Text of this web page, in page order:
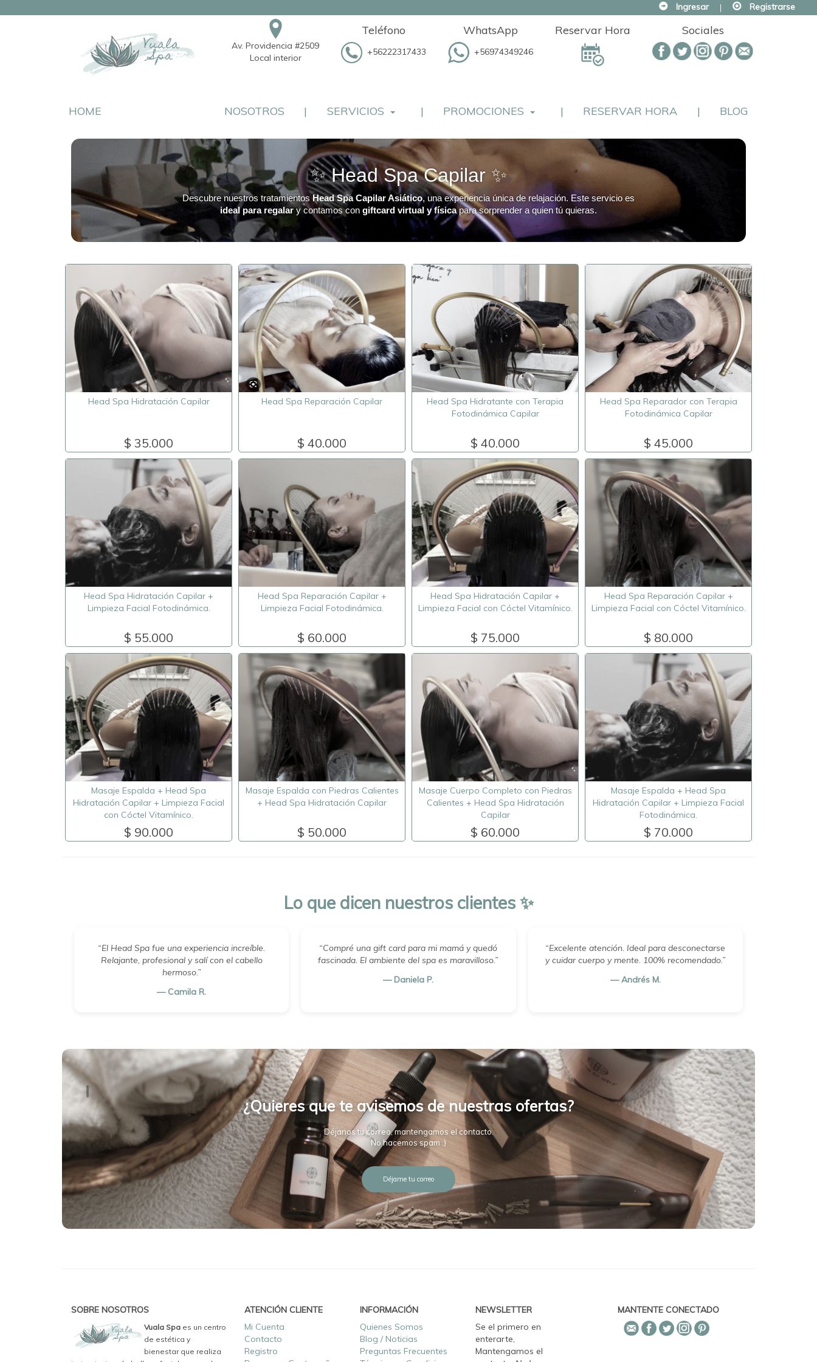
Ingresar | Registrarse
Av. Providencia #2509
Local interior
Teléfono
+56222317433
WhatsApp
+56974349246
Reservar Hora Sociales
HOME NOSOTROS | SERVICIOS | PROMOCIONES | RESERVAR HORA | BLOG
✨ Head Spa Capilar ✨
Descubre nuestros tratamientosHead Spa Capilar Asiático, una experiencia única de relajación. Este servicio es
ideal para regalary contamos con giftcard virtual y físicapara sorprender a quien tú quieras.
Head Spa Hidratación Capilar
$ 35.000
Head Spa Reparación Capilar
$ 40.000
Head Spa Hidratante con Terapia
Fotodinámica Capilar
$ 40.000
Head Spa Reparador con Terapia
Fotodinámica Capilar
$ 45.000
Head Spa Hidratación Capilar +
Limpieza Facial Fotodinámica.
$ 55.000
Head Spa Reparación Capilar +
Limpieza Facial Fotodinámica.
$ 60.000
Head Spa Hidratación Capilar +
Limpieza Facial con Cóctel Vitamínico.
$ 75.000
Head Spa Reparación Capilar +
Limpieza Facial con Cóctel Vitamínico.
$ 80.000
Masaje Espalda + Head Spa
Hidratación Capilar + Limpieza Facial
con Cóctel Vitamínico.
$ 90.000
Masaje Espalda con Piedras Calientes
+ Head Spa Hidratación Capilar
$ 50.000
Masaje Cuerpo Completo con Piedras
Calientes + Head Spa Hidratación
Capilar
$ 60.000
Masaje Espalda + Head Spa
Hidratación Capilar + Limpieza Facial
Fotodinámica.
$ 70.000
Lo que dicen nuestros clientes ✨
“El Head Spa fue una experiencia increíble.
Relajante, profesional y salí con el cabello
hermoso.”
— Camila R.
“Compré una gift card para mi mamá y quedó
fascinada. El ambiente del spa es maravilloso.”
— Daniela P.
“Excelente atención. Ideal para desconectarse
y cuidar cuerpo y mente. 100% recomendado.”
— Andrés M.
¿Quieres que te avisemos de nuestras ofertas?
Déjanos tu correo, mantengamos el contacto.
No hacemos spam :)
Déjame tu correo
SOBRE NOSOTROS
Vuala Spa es un centro
de estética y
bienestar que realiza
ATENCIÓN CLIENTE
Mi Cuenta
Contacto
Registro
INFORMACIÓN
Quienes Somos
Blog / Noticias
Preguntas Frecuentes
NEWSLETTER
Se el primero en
enterarte,
Mantengamos el
MANTENTE CONECTADO